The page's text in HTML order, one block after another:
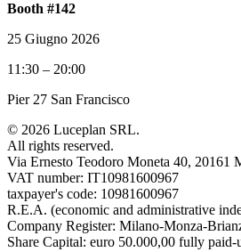
Booth #142
25 Giugno 2026
11:30 – 20:00
Pier 27 San Francisco
© 2026 Luceplan SRL.
All rights reserved.
Via Ernesto Teodoro Moneta 40, 20161
VAT number: IT10981600967
taxpayer's code: 10981600967
R.E.A. (economic and administrative
Company Register: Milano-Monza-
Share Capital: euro 50.000,00 fully paid-